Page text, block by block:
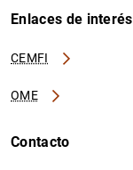
Enlaces de interés
CEMFI
OME
Contacto